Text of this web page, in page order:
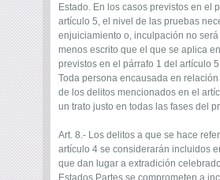
Estado. En los casos previstos en el
artículo 5, el nivel de las pruebas
enjuiciamiento o, inculpación no
menos escrito que el que se aplica
previstos en el párrafo 1 del artículo
Toda persona encausada en
de los delitos mencionados en el
un trato justo en todas las fases del
Art. 8.- Los delitos a que se hace
artículo 4 se considerarán incluidos
que dan lugar a extradición
Estados Partes se comprometen a